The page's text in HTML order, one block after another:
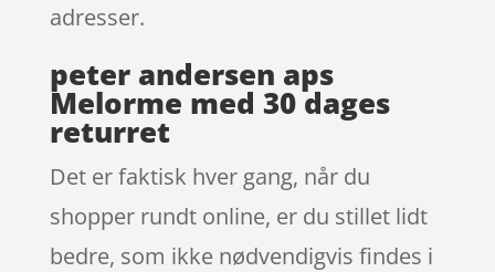
adresser.
peter andersen aps
Melorme med 30 dages
returret
Det er faktisk hver gang, når du
shopper rundt online, er du stillet lidt
bedre, som ikke nødvendigvis findes i